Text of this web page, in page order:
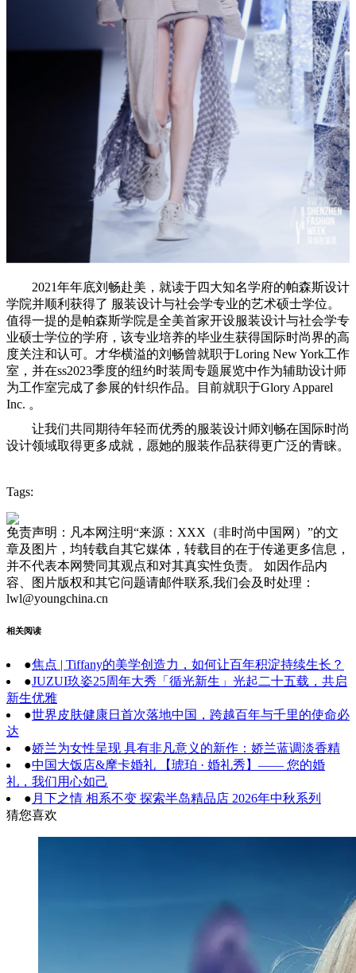
2021年年底刘畅赴美，就读于四大知名学府的帕森斯设计
学院并顺利获得了 服装设计与社会学专业的艺术硕士学位。
值得一提的是帕森斯学院是全美首家开设服装设计与社会学专
业硕士学位的学府，该专业培养的毕业生获得国际时尚界的高
度关注和认可。才华横溢的刘畅曾就职于Loring New York工作
室，并在ss2023季度的纽约时装周专题展览中作为辅助设计师
为工作室完成了参展的针织作品。目前就职于Glory Apparel
Inc. 。
让我们共同期待年轻而优秀的服装设计师刘畅在国际时尚
设计领域取得更多成就，愿她的服装作品获得更广泛的青睐。
Tags:
免责声明：凡本网注明“来源：XXX（非时尚中国网）”的文
章及图片，均转载自其它媒体，转载目的在于传递更多信息，
并不代表本网赞同其观点和对其真实性负责。 如因作品内
容、图片版权和其它问题请邮件联系,我们会及时处理：
lwl@youngchina.cn
相关阅读
●焦点 | Tiffany的美学创造力，如何让百年积淀持续生长？
●JUZUI玖姿25周年大秀「循光新生」光起二十五载，共启
新生优雅
●世界皮肤健康日首次落地中国，跨越百年与千里的使命必
达
●娇兰为女性呈现 具有非凡意义的新作：娇兰蓝调淡香精
●中国大饭店&摩卡婚礼 【琥珀 · 婚礼秀】—— 您的婚
礼，我们用心如己
● 月下之情 相系不变 探索半岛精品店 2026年中秋系列
猜您喜欢